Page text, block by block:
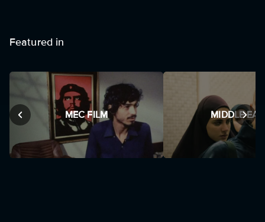
Featured in
MEC FILM MIDDLE